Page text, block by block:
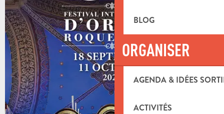
BLOG
ORGANISER
AGENDA & IDÉES
ACTIVITÉS